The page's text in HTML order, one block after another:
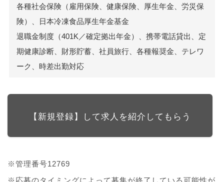
各種社会保険（雇用保険、健康保険、厚生年金、労災保
険）、日本冷凍食品厚生年金基金
退職金制度（401K／確定拠出年金）、携帯電話貸出、定
期健康診断、財形貯蓄、社員旅行、各種報奨金、テレワ
ーク、時差出勤対応
【新規登録】して求人を紹介してもらう
※管理番号12769